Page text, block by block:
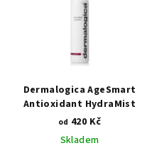
Dermalogica AgeSmart
Antioxidant HydraMist
od 420 Kč
Skladem